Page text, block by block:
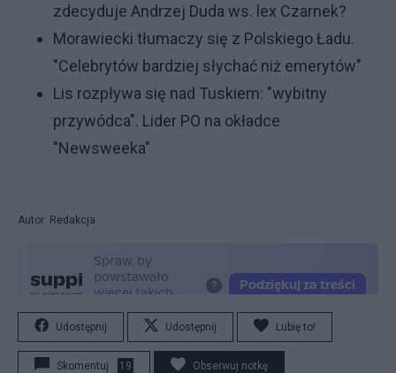
zdecyduje Andrzej Duda ws. lex Czarnek?
Morawiecki tłumaczy się z Polskiego Ładu.
"Celebrytów bardziej słychać niż emerytów"
Lis rozpływa się nad Tuskiem: "wybitny
przywódca". Lider PO na okładce
"Newsweeka"
Autor: Redakcja
Udostępnij Udostępnij Lubię to!
Skomentuj 19 Obserwuj notkę